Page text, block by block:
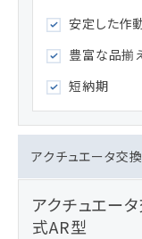
安定した作
豊富な品揃
短納期
アクチュエータ交
アクチュエー
式AR型